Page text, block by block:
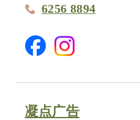
6256 8894
凝点广告